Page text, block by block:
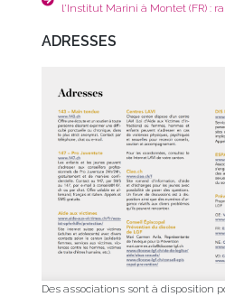
l'Institut Marini à Montet (FR) :
ADRESSES
Des associations sont à disposition